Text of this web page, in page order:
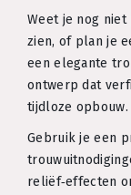
Weet je nog
zien, of plan je
een elegante
ontwerp dat
tijdloze opbouw.
Gebruik je een
reliëf‑effecten